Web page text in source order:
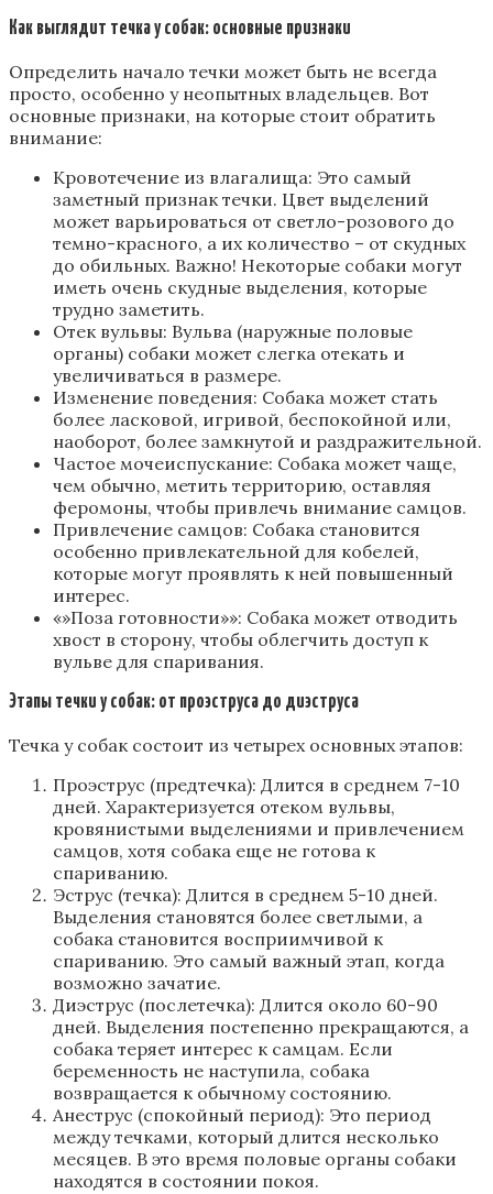
Как выглядит течка у собак: основные признаки
Определить начало течки может быть не всегда
просто, особенно у неопытных владельцев. Вот
основные признаки, на которые стоит обратить
внимание:
Кровотечение из влагалища: Это самый
заметный признак течки. Цвет выделений
может варьироваться от светло-розового до
темно-красного, а их количество – от скудных
до обильных. Важно! Некоторые собаки могут
иметь очень скудные выделения, которые
трудно заметить.
Отек вульвы: Вульва (наружные половые
органы) собаки может слегка отекать и
увеличиваться в размере.
Изменение поведения: Собака может стать
более ласковой, игривой, беспокойной или,
наоборот, более замкнутой и раздражительной.
Частое мочеиспускание: Собака может чаще,
чем обычно, метить территорию, оставляя
феромоны, чтобы привлечь внимание самцов.
Привлечение самцов: Собака становится
особенно привлекательной для кобелей,
которые могут проявлять к ней повышенный
интерес.
«»Поза готовности»»: Собака может отводить
хвост в сторону, чтобы облегчить доступ к
вульве для спаривания.
Этапы течки у собак: от проэструса до диэструса
Течка у собак состоит из четырех основных этапов:
Проэструс (предтечка): Длится в среднем 7-10
дней. Характеризуется отеком вульвы,
кровянистыми выделениями и привлечением
самцов, хотя собака еще не готова к
спариванию.
Эструс (течка): Длится в среднем 5-10 дней.
Выделения становятся более светлыми, а
собака становится восприимчивой к
спариванию. Это самый важный этап, когда
возможно зачатие.
Диэструс (послетечка): Длится около 60-90
дней. Выделения постепенно прекращаются, а
собака теряет интерес к самцам. Если
беременность не наступила, собака
возвращается к обычному состоянию.
Анеструс (спокойный период): Это период
между течками, который длится несколько
месяцев. В это время половые органы собаки
находятся в состоянии покоя.